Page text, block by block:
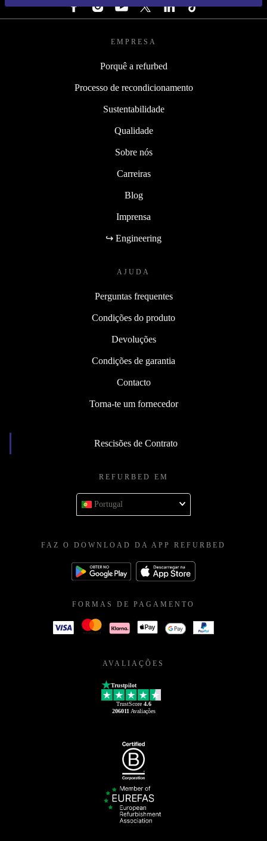
EMPRESA
Porquê a refurbed
Processo de recondicionamento
Sustentabilidade
Qualidade
Sobre nós
Carreiras
Blog
Imprensa
↪ Engineering
AJUDA
Perguntas frequentes
Condições do produto
Devoluções
Condições de garantia
Contacto
Torna-te um fornecedor
Rescisões de Contrato
REFURBED EM
Portugal
FAZ O DOWNLOAD DA APP REFURBED
FORMAS DE PAGAMENTO
AVALIAÇÕES
Trustpilot
TrustScore 4.6
206011 Avaliações